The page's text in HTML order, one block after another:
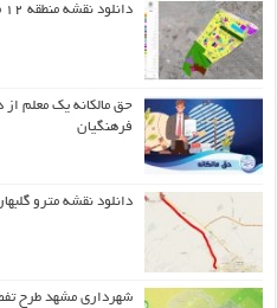
دانلود نقشه منطقه ۱۲ مشهد (الهیه) به تفکیک کاربریها
حق مالکانه یک معلم
فرهنگیان
دانلود نقشه مترو گلبهار
شهرداری مشهد طرح